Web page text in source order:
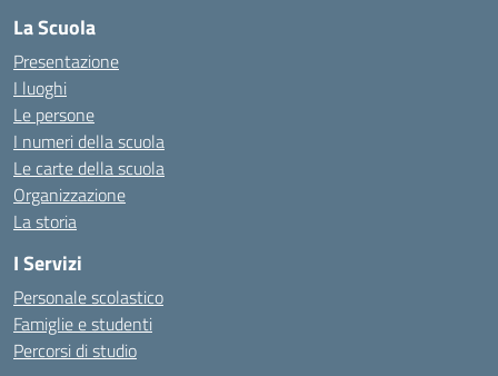
La Scuola
Presentazione
I luoghi
Le persone
I numeri della scuola
Le carte della scuola
Organizzazione
La storia
I Servizi
Personale scolastico
Famiglie e studenti
Percorsi di studio